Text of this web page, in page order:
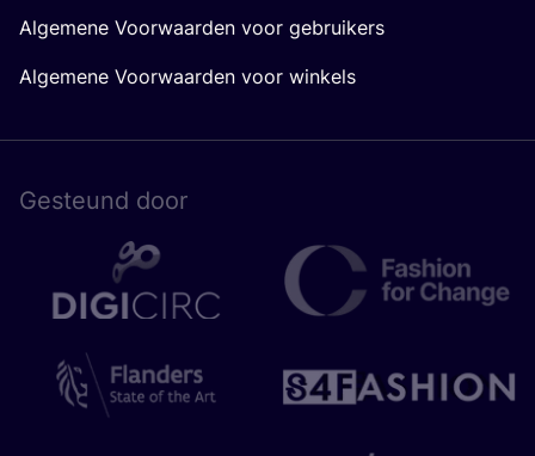
Algemene Voorwaarden voor gebruikers
Algemene Voorwaarden voor winkels
Gesteund door